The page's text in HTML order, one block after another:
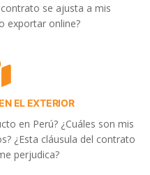
se ajusta a mis
exportar online?
EL EXTERIOR
en Perú? ¿Cuáles son mis
¿Esta cláusula del contrato
perjudica?